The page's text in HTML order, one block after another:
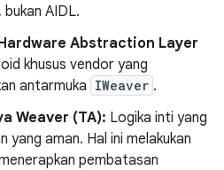
AIDL.
Abstraction Layer
khusus vendor yang
antarmuka IWeaver .
Weaver (TA): Logika inti yang
yang aman. Hal ini melakukan
pembatasan